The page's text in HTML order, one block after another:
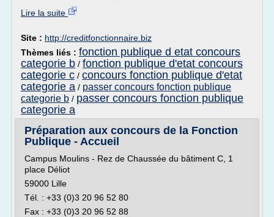
Lire la suite
Site : http://creditfonctionnaire.biz
Thèmes liés : fonction publique d etat concours
categorie b / fonction publique d'etat concours
categorie c / concours fonction publique d'etat
categorie a / passer concours fonction publique
categorie b / passer concours fonction publique
categorie a
Préparation aux concours de la Fonction
Publique - Accueil
Campus Moulins - Rez de Chaussée du bâtiment C, 1
place Déliot
59000 Lille
Tél. : +33 (0)3 20 96 52 80
Fax : +33 (0)3 20 96 52 88